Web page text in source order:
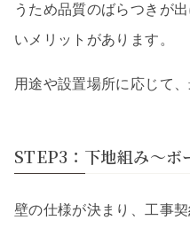
うため品質のばらつきが
いメリットがあります。
用途や設置場所に応じて
STEP3：下地組み〜ボ
壁の仕様が決まり、工事